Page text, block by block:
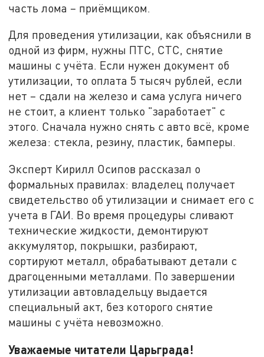
часть лома – приёмщиком.
Для проведения утилизации, как объяснили в
одной из фирм, нужны ПТС, СТС, снятие
машины с учёта. Если нужен документ об
утилизации, то оплата 5 тысяч рублей, если
нет – сдали на железо и сама услуга ничего
не стоит, а клиент только "заработает" с
этого. Сначала нужно снять с авто всё, кроме
железа: стекла, резину, пластик, бамперы.
Эксперт Кирилл Осипов рассказал о
формальных правилах: владелец получает
свидетельство об утилизации и снимает его с
учета в ГАИ. Во время процедуры сливают
технические жидкости, демонтируют
аккумулятор, покрышки, разбирают,
сортируют металл, обрабатывают детали с
драгоценными металлами. По завершении
утилизации автовладельцу выдается
специальный акт, без которого снятие
машины с учёта невозможно.
Уважаемые читатели Царьграда!